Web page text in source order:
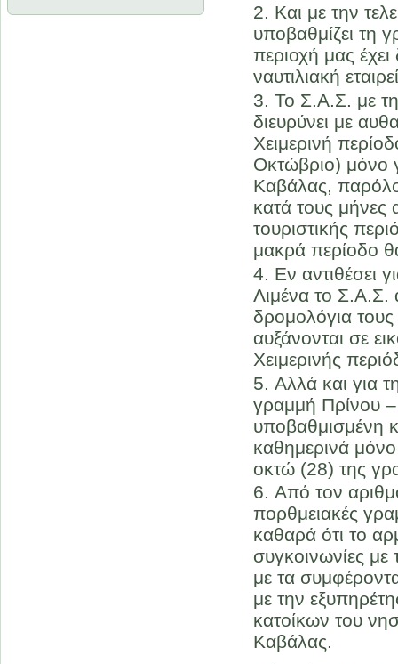
Και με την
υποβαθμίζει τη
περιοχή μας
ναυτιλιακή
Το Σ.Α.Σ. με
διευρύνει με
Χειμερινή
Οκτώβριο) μόνο
Καβάλας,
κατά τους μήνες
τουριστικής
μακρά περίοδο
Εν αντιθέσει
Λιμένα το Σ.Α.Σ.
δρομολόγια
αυξάνονται σε
Χειμερινής
Αλλά και για
γραμμή Πρίνου
υποβαθμισμένη
καθημερινά μόνο
οκτώ (28) της
Από τον
πορθμειακές
καθαρά ότι το
συγκοινωνίες
με τα
με την
κατοίκων του
Καβάλας.